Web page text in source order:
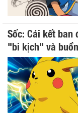
Sốc: Cái kết ban
"bi kịch" và